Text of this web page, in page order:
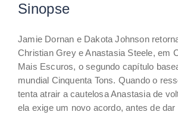
Sinopse
Jamie Dornan e Dakota Johnson
Christian Grey e Anastasia Steele, em
Mais Escuros, o segundo capítulo
mundial Cinquenta Tons. Quando o
tenta atrair a cautelosa Anastasia de
ela exige um novo acordo, antes de